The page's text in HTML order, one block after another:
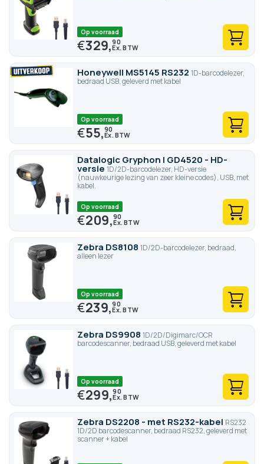
Op voorraad
€329,90
Honeywell MS5145 RS232 1D-barcodelezer,
bedraad USB, geleverd met kabel
Op voorraad
€55,90
Datalogic Gryphon I GD4520 - HD-
versie 1D/2D-barcodelezer, HD-versie
(nauwkeurige lezing van zeer kleine codes), USB, met
kabel.
Op voorraad
€209,90
Zebra DS8108 1D/2D-barcodelezer, bedraad,
alleen lezer
Op voorraad
€239,90
Zebra DS9908 1D/2D/Digimarc/OCR
barcodescanner, bedraad USB, geleverd met kabel
Op voorraad
€299,90
Zebra DS2208 - met RS232-kabel RS232
1D/2D barcodescanner, bedraad RS232, geleverd met
scanner + kabel